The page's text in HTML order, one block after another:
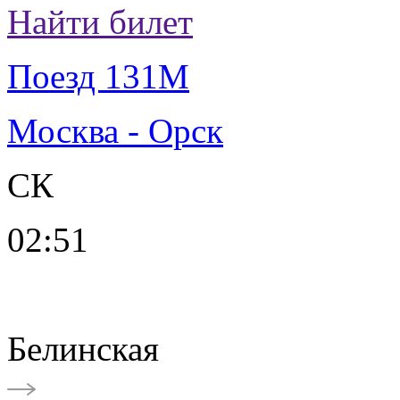
Найти билет
Поезд 131М
Москва - Орск
СК
02:51
Белинская